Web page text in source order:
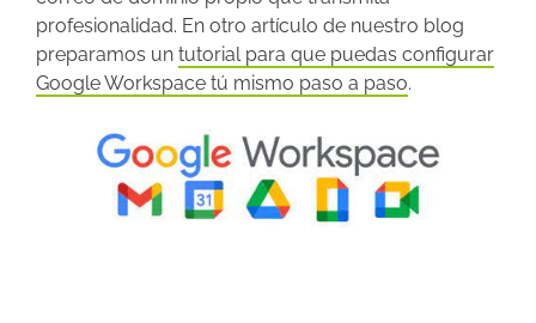
profesionalidad. En otro artículo de nuestro blog
preparamos un tutorial para que puedas configurar
Google Workspace tú mismo paso a paso.